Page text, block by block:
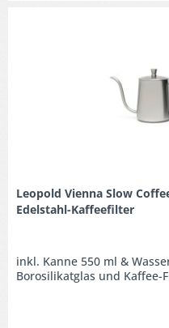
Leopold Vienna Slow
Edelstahl-Kaffeefilter
inkl. Kanne 550 ml &
Borosilikatglas und Kaffee-